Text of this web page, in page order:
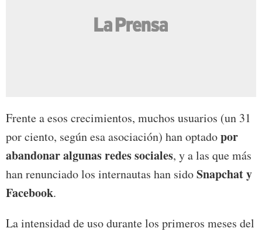
Frente a esos crecimientos, muchos usuarios (un 31
por ciento, según esa asociación) han optadopor
abandonar algunas redes sociales, y a las que más
han renunciado los internautas han sidoSnapchat y
Facebook.
La intensidad de uso durante los primeros meses del